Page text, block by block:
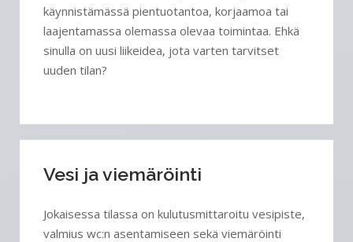
käynnistämässä pientuotantoa, korjaamoa tai
laajentamassa olemassa olevaa toimintaa. Ehkä
sinulla on uusi liikeidea, jota varten tarvitset
uuden tilan?
Vesi ja viemäröinti
Jokaisessa tilassa on kulutusmittaroitu vesipiste,
valmius wc:n asentamiseen sekä viemäröinti